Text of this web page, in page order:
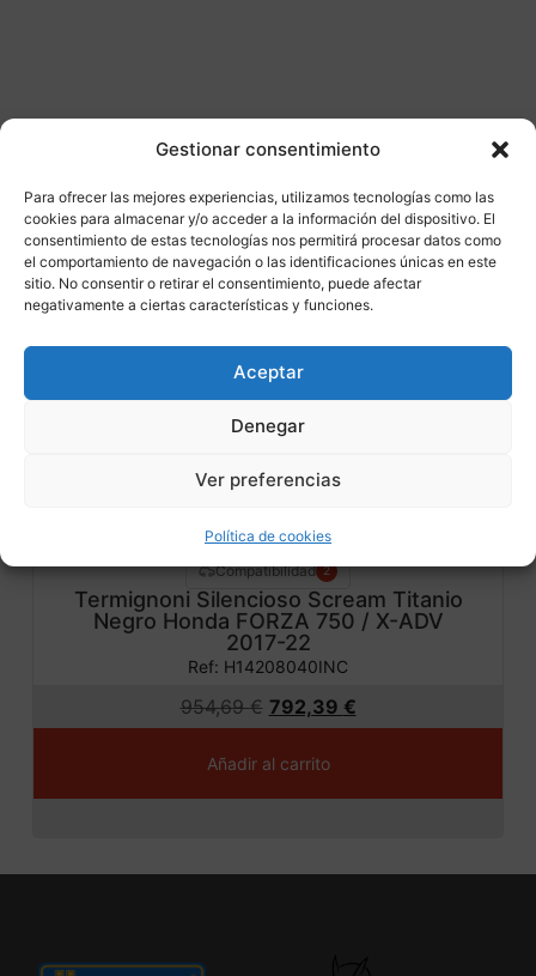
Gestionar consentimiento
Para ofrecer las mejores experiencias, utilizamos tecnologías como las
cookies para almacenar y/o acceder a la información del dispositivo. El
consentimiento de estas tecnologías nos permitirá procesar datos como
el comportamiento de navegación o las identificaciones únicas en este
sitio. No consentir o retirar el consentimiento, puede afectar
negativamente a ciertas características y funciones.
Aceptar
Denegar
Ver preferencias
Política de cookies
Otros productos
DISPONIBLE ENVÍO GRATIS 24/48H
Compatibilidad 2
Termignoni Silencioso Scream Titanio
Negro Honda FORZA 750 / X-ADV
2017-22
Ref: H14208040INC
954,69€ 792,39 €
Añadir al carrito